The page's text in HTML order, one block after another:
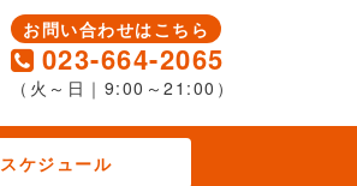
お問い合わせはこちら
023-664-2065
（火～日｜9:00～21:00）
スケジュール